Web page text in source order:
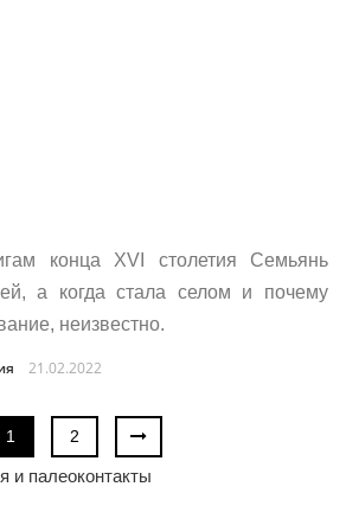
конца XVI столетия Семьянь
а когда стала селом и почему
неизвестно.
21.02.2022
1 2
и палеоконтакты